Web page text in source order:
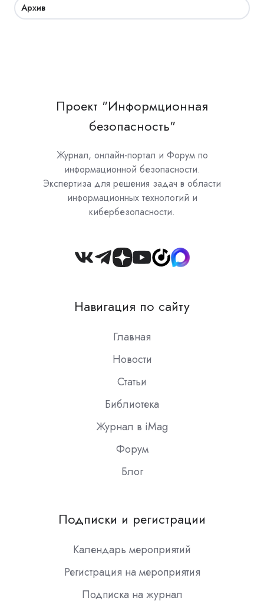
Архив
Проект "Информционная
безопасность"
Журнал, онлайн-портал и Форум по
информационной безопасности.
Экспертиза для решения задач в области
информационных технологий и
кибербезопасности.
Join
Slack
Навигация по сайту
Главная
Новости
Статьи
Библиотека
Журнал в iMag
Форум
Блог
Подписки и регистрации
Календарь мероприятий
Регистрация на мероприятия
Подписка на журнал